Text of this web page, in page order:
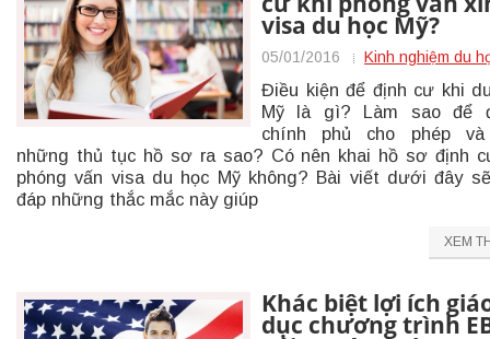
visa du học Mỹ?
05/01/2016 Kinh nghiệm du
Điều kiện để định cư khi
Mỹ là gì? Làm sao để
chính phủ cho phép
những thủ tục hồ sơ ra sao? Có nên khai hồ sơ định
phóng vấn visa du học Mỹ không? Bài viết dưới đây
đáp những thắc mắc này giúp
XEM
Khác biệt lợi ích
dục chương trình